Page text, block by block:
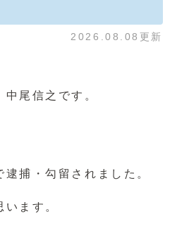
2026.08.08更新
尾信之です。
逮捕・勾留されました。
ます。